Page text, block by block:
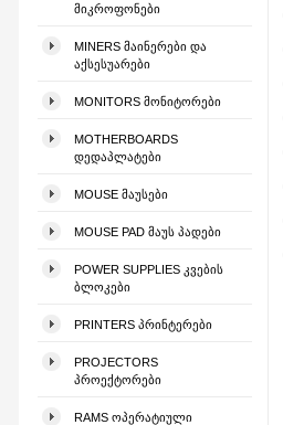
ᲛᲘᲙᲠᲝᲤᲝᲜᲔᲑᲘ
MINERS ᲛᲐᲘᲜᲔᲠᲔᲑᲘ ᲓᲐ
ᲐᲥᲡᲔᲡᲣᲐᲠᲔᲑᲘ
MONITORS ᲛᲝᲜᲘᲢᲝᲠᲔᲑᲘ
MOTHERBOARDS
ᲓᲔᲓᲐᲞᲚᲐᲢᲔᲑᲘ
MOUSE ᲛᲐᲣᲡᲔᲑᲘ
MOUSE PAD ᲛᲐᲣᲡ ᲞᲐᲓᲔᲑᲘ
POWER SUPPLIES ᲙᲕᲔᲑᲘᲡ
ᲑᲚᲝᲙᲔᲑᲘ
PRINTERS ᲞᲠᲘᲜᲢᲔᲠᲔᲑᲘ
PROJECTORS
ᲞᲠᲝᲔᲥᲢᲝᲠᲔᲑᲘ
RAMS ᲝᲞᲔᲠᲐᲢᲘᲣᲚᲘ